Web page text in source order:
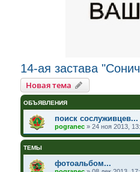
14-ая застава
Новая тема
ОБЪЯВЛЕНИЯ
поиск сослуживцев...
pogranec» 24 ноя 2013,
ТЕМЫ
фотоальбом...